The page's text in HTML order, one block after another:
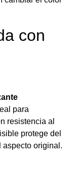
con
para
resistencia al
protege del
aspecto original.